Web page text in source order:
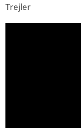
Trejler